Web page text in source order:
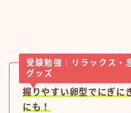
受験勉強｜リラックス・
グッズ
握りやすい卵型でにぎに
にも！